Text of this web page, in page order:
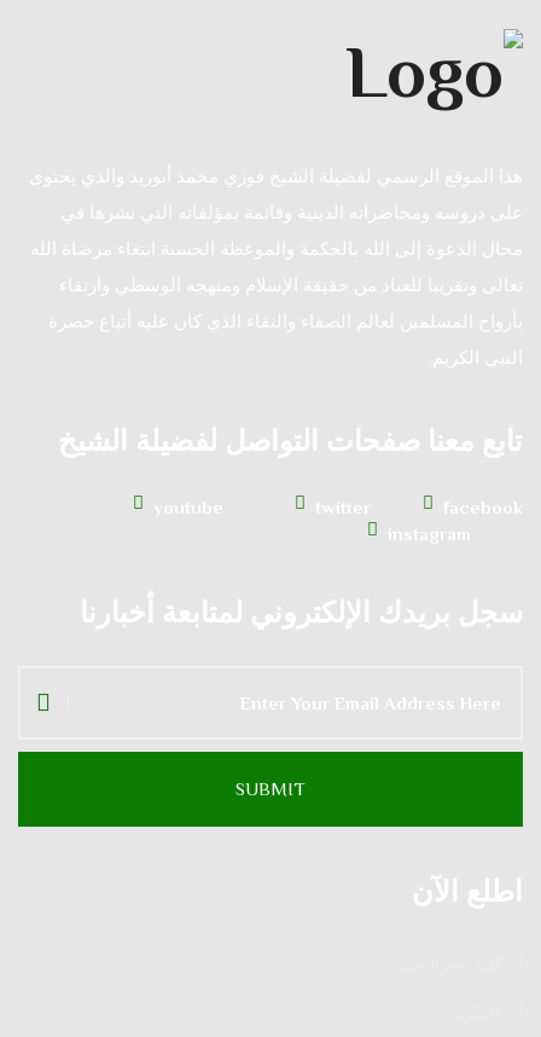
هذا الموقع الرسمي لفضيلة الشيخ فوزي محمد أبوزيد والذي يحتوى
على دروسه ومحاضراته الدينية وقائمة بمؤلفاته التي نشرها في
مجال الدعوة إلى الله بالحكمة والموعظة الحسنة ابتغاء مرضاة الله
تعالى وتقريبا للعباد من حقيقة الإسلام ومنهجه الوسطي وارتقاء
بأرواح المسلمين لعالم الصفاء والنقاء الذي كان عليه أتباع حضرة
النبي الكريم.
تابع معنا صفحات التواصل لفضيلة الشيخ
facebook
twitter
youtube
instagram
سجل بريدك الإلكتروني لمتابعة أخبارنا
اطلع الآن